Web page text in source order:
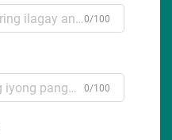
0/100
0/100